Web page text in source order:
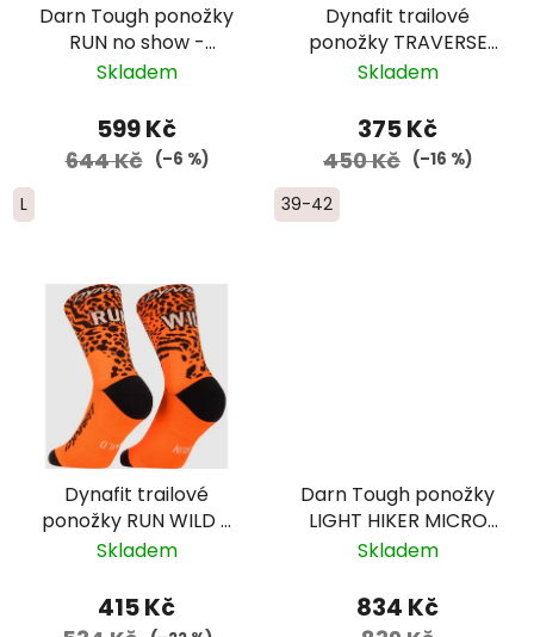
Darn Tough ponožky
RUN no show -
ultralightweight s
růžové
Skladem
599 Kč
644 Kč (–6 %)
L
Dynafit trailové
ponožky TRAVERSE
CREW - šedá/růžová
Skladem
375 Kč
450 Kč (–16 %)
39-42
Dynafit trailové
ponožky RUN WILD -
oranžová
Skladem
415 Kč
Darn Tough ponožky
LIGHT HIKER MICRO
CREW Lightweight
hnědá/modrá
Skladem
834 Kč